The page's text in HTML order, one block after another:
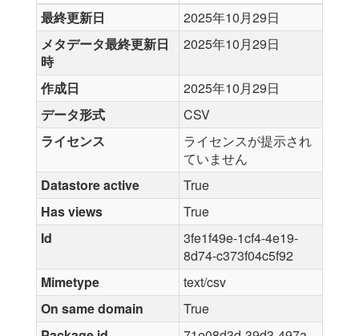
最終更新日
2025年10月29日
メタデータ最終更新日
時
2025年10月29日
作成日
2025年10月29日
データ形式
CSV
ライセンス
ライセンスが提示され
ていません
Datastore active
True
Has views
True
Id
3fe1f49e-1cf4-4e19-
8d74-c373f04c5f92
Mimetype
text/csv
On same domain
True